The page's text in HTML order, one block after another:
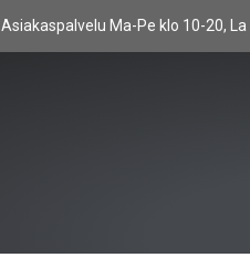
Asiakaspalvelu Ma-Pe klo 10-20,